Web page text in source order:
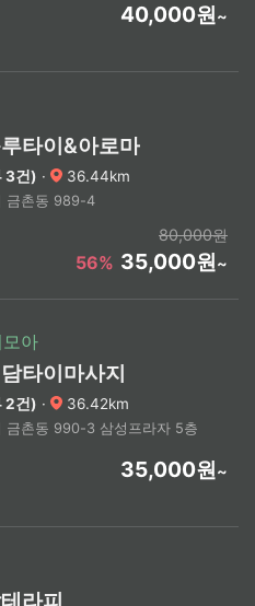
40,000원~
타이&아로마
3건) · 36.44km
금촌동 989-4
80,000원
56% 35,000원~
아
타이마사지
2건) · 36.42km
금촌동 990-3 삼성프라자 5층
35,000원~
라피